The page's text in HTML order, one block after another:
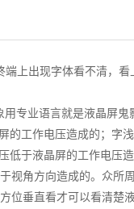
端上出现字体看不清，
专业语言就是液晶屏
的工作电压造成的；字
低于液晶屏的工作电压
视角方向造成的。众所
位垂直看才可以看清楚